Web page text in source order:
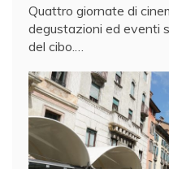
Quattro giornate di
degustazioni ed eventi
del cibo.…